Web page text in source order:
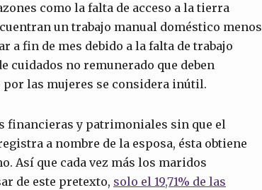
como la falta de acceso a la tierra
un trabajo manual doméstico menos
fin de mes debido a la falta de trabajo
cuidados no remunerado que deben
las mujeres se considera inútil.
financieras y patrimoniales sin que el
a nombre de la esposa, ésta obtiene
Así que cada vez más los maridos
de este pretexto, solo el 19,71% de las